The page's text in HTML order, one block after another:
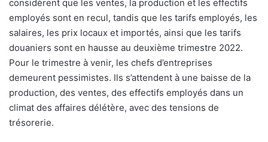
considèrent que les ventes, la production et les effectifs
employés sont en recul, tandis que les tarifs employés, les
salaires, les prix locaux et importés, ainsi que les tarifs
douaniers sont en hausse au deuxième trimestre 2022.
Pour le trimestre à venir, les chefs d’entreprises
demeurent pessimistes. Ils s’attendent à une baisse de la
production, des ventes, des effectifs employés dans un
climat des affaires délétère, avec des tensions de
trésorerie.